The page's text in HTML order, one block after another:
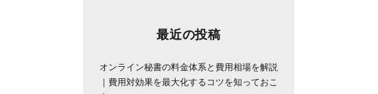
最近の投稿
オンライン秘書の料金体系と費用相場を解説
｜費用対効果を最大化するコツを知っておこ